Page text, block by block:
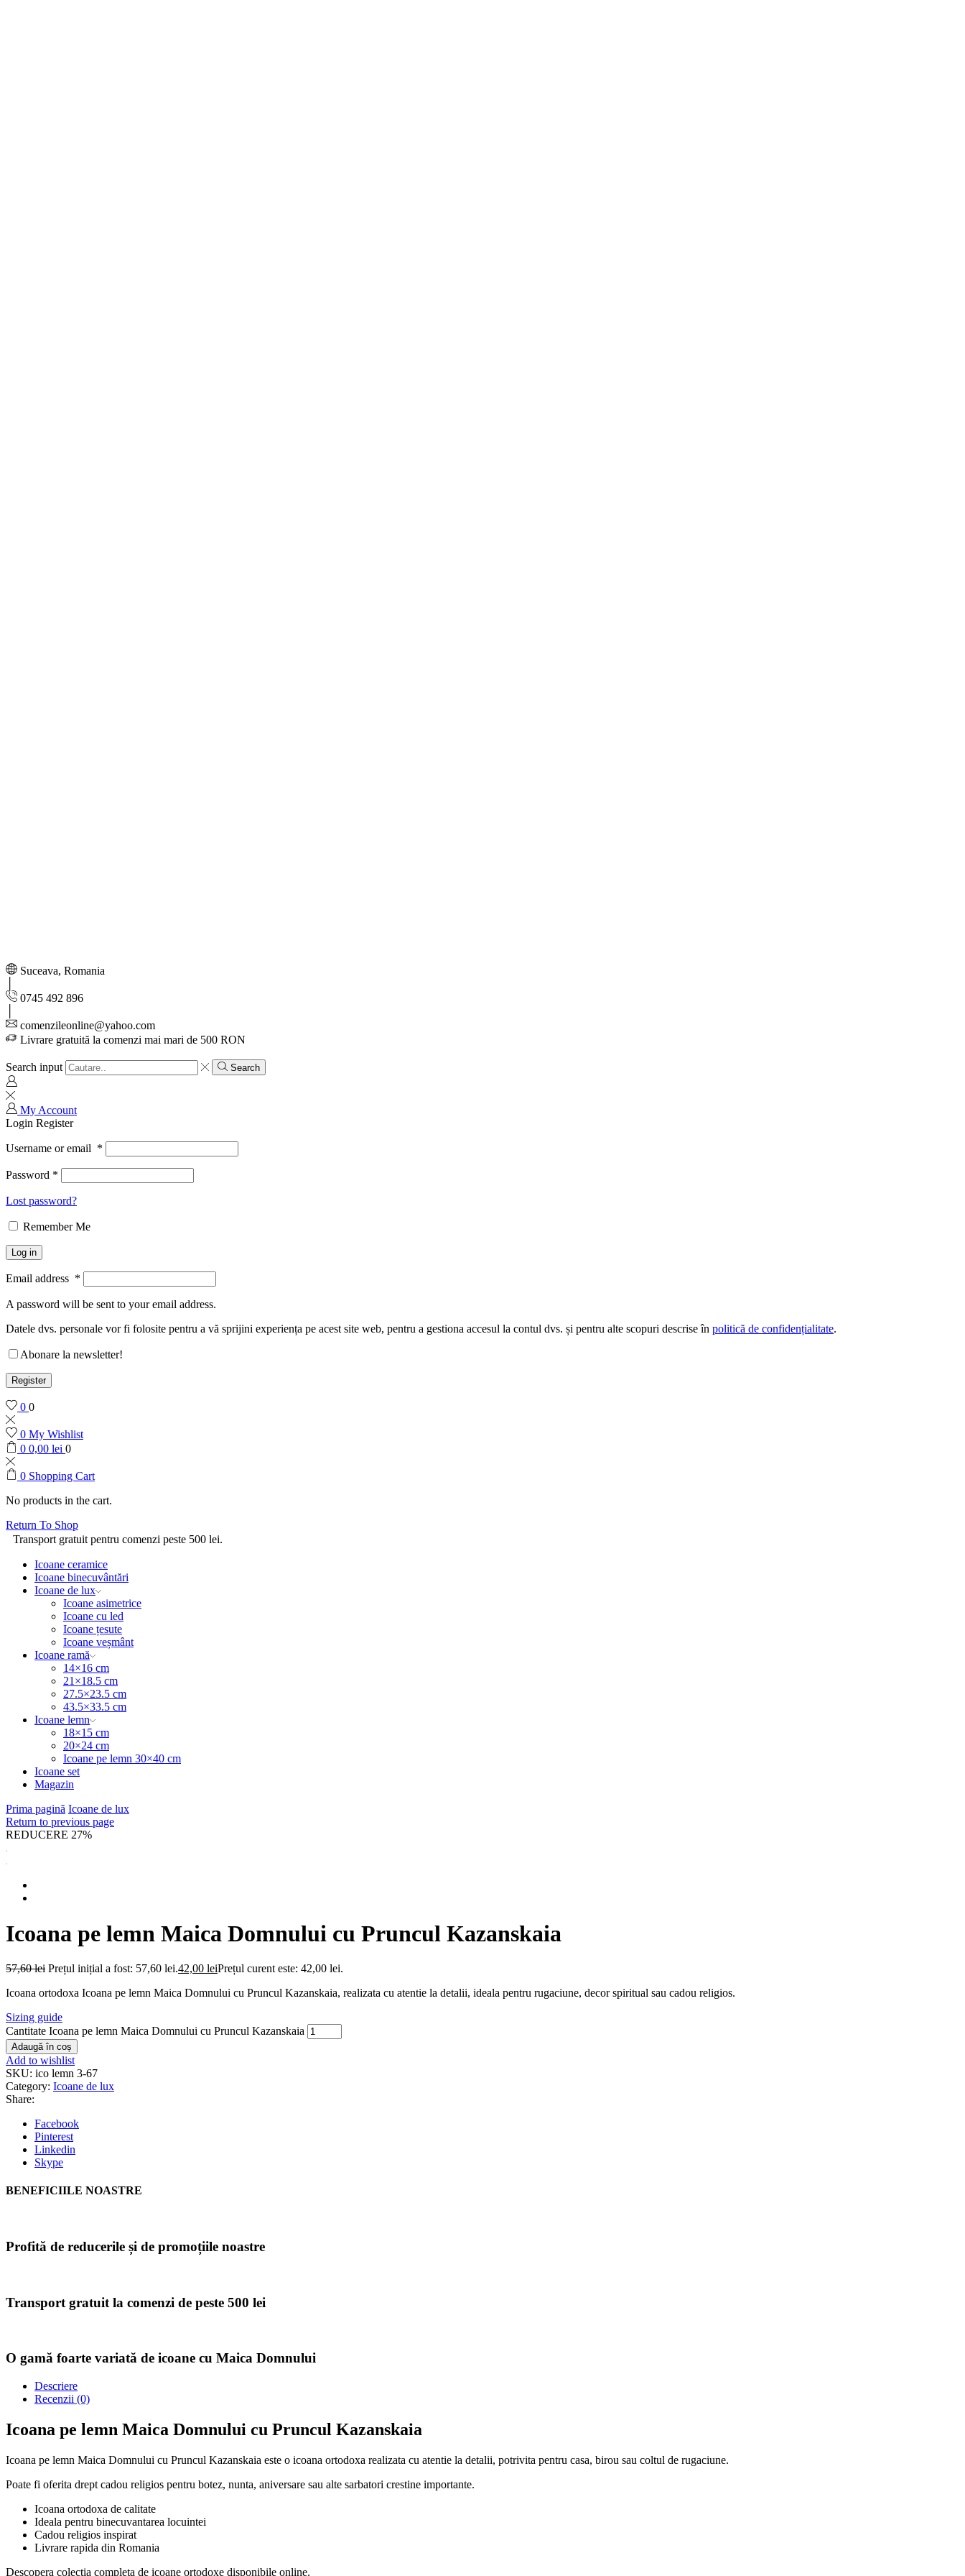
Suceava, Romania
0745 492 896
comenzileonline@yahoo.com
Livrare gratuită la comenzi mai mari de 500 RON
Search input Search
My Account
Login Register
Username or email *
Password *
Lost password?
Remember Me
Log in
Email address *
A password will be sent to your email address.
Datele dvs. personale vor fi folosite pentru a vă sprijini experiența pe acest site web, pentru a gestiona accesul la contul dvs. și pentru alte scopuri descrise în politică de confidențialitate.
Abonare la newsletter!
Register
0 0
0 My Wishlist
0 0,00 lei 0
0 Shopping Cart
No products in the cart.
Return To Shop
Transport gratuit pentru comenzi peste 500 lei.
Icoane ceramice
Icoane binecuvântări
Icoane de lux
Icoane asimetrice
Icoane cu led
Icoane țesute
Icoane veșmânt
Icoane ramă
14×16 cm
21×18.5 cm
27.5×23.5 cm
43.5×33.5 cm
Icoane lemn
18×15 cm
20×24 cm
Icoane pe lemn 30×40 cm
Icoane set
Magazin
Prima pagină Icoane de lux
Return to previous page
REDUCERE 27%
Icoana pe lemn Maica Domnului cu Pruncul Kazanskaia
57,60lei Prețul inițial a fost: 57,60 lei.42,00 leiPrețul curent este: 42,00 lei.
Icoana ortodoxa Icoana pe lemn Maica Domnului cu Pruncul Kazanskaia, realizata cu atentie la detalii, ideala pentru rugaciune, decor spiritual sau cadou religios.
Sizing guide
Cantitate Icoana pe lemn Maica Domnului cu Pruncul Kazanskaia
Adaugă în coș
Add to wishlist
SKU: ico lemn 3-67
Category: Icoane de lux
Share:
Facebook
Pinterest
Linkedin
Skype
BENEFICIILE NOASTRE
Profită de reducerile și de promoțiile noastre
Transport gratuit la comenzi de peste 500 lei
O gamă foarte variată de icoane cu Maica Domnului
Descriere
Recenzii (0)
Icoana pe lemn Maica Domnului cu Pruncul Kazanskaia
Icoana pe lemn Maica Domnului cu Pruncul Kazanskaia este o icoana ortodoxa realizata cu atentie la detalii, potrivita pentru casa, birou sau coltul de rugaciune.
Poate fi oferita drept cadou religios pentru botez, nunta, aniversare sau alte sarbatori crestine importante.
Icoana ortodoxa de calitate
Ideala pentru binecuvantarea locuintei
Cadou religios inspirat
Livrare rapida din Romania
Descopera colectia completa de icoane ortodoxe disponibile online.